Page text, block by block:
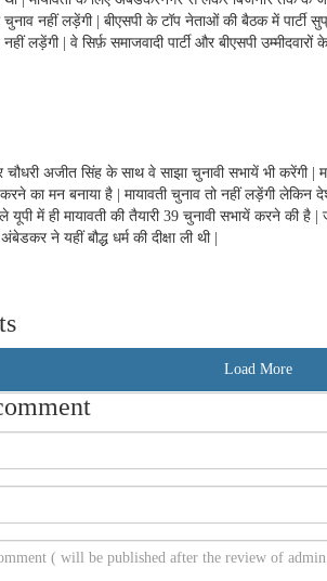
e
d
I
A
p
l
L
i
n
b
o
o
n
g
e
r
नहीं लड़ेंगी | बीएसपी के टॉप नेताओं की बैठक में पार्टी
लड़ेंगी | वे सिर्फ़ समाजवादी पार्टी और बीएसपी
अजीत सिंह के साथ वे साझा चुनावी सभायें भी करेंगी |
करने का मन बनाया है | मायावती चुनाव तो नहीं लड़ेंगी
में ही मायावती की तैयारी 39 चुनावी सभायें करने की है
ने यहीं बौद्ध धर्म की दीक्षा ली थी |
Load More